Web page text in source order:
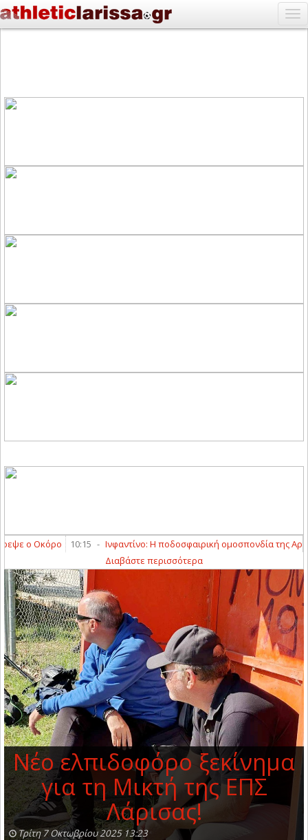
ο Οκόρο 10:15 - Ινφαντίνο: Η ποδοσφαιρική ομοσπονδία της
Διαβάστε περισσότερα
Νέο ελπιδοφόρο ξεκίνημα
για τη Μικτή της ΕΠΣ
Λάρισας!
Τρίτη 7 Οκτωβρίου 2025 13:23